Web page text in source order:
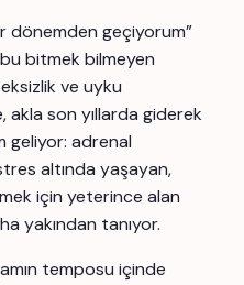
dönemden geçiyorum”
bu bitmek bilmeyen
ve uyku
akla son yıllarda giderek
geliyor: adrenal
altında yaşayan,
için yeterince alan
yakından tanıyor.
temposu içinde